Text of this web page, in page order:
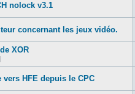
nolock v3.1
concernant les jeux vidéo.
XOR
HFE depuis le CPC